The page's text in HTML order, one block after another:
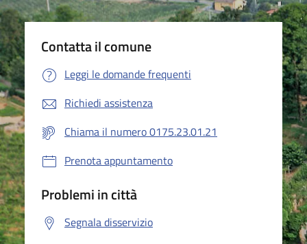
Contatta il comune
Leggi le domande frequenti
Richiedi assistenza
Chiama il numero 0175.23.01.21
Prenota appuntamento
Problemi in città
Segnala disservizio